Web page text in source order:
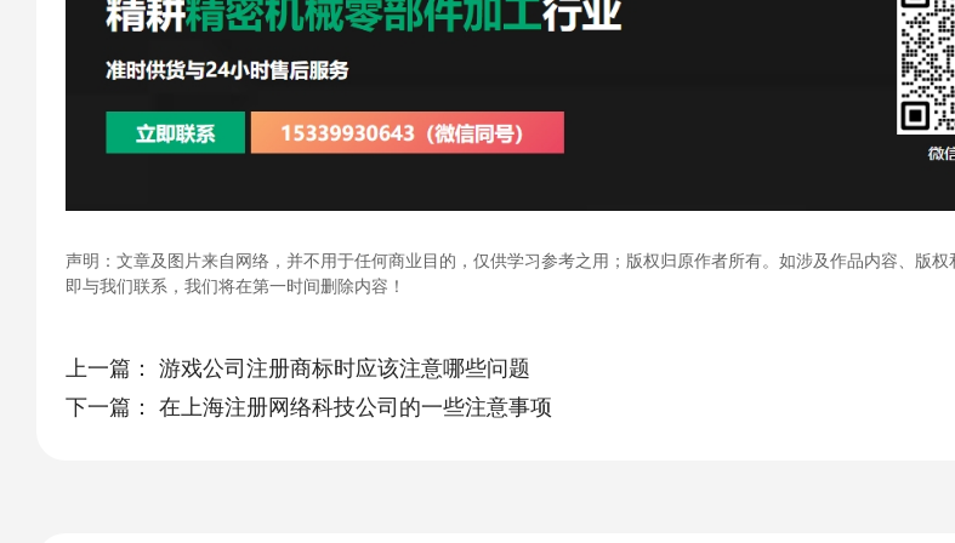
声明：文章及图片来自网络，并不用于任何商业目的，仅供学习参考之用；版权归原作者所有。如涉及作品内容、版权
即与我们联系，我们将在第一时间删除内容！
上一篇： 游戏公司注册商标时应该注意哪些问题
下一篇： 在上海注册网络科技公司的一些注意事项